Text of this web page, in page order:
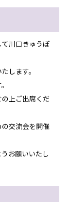
川口きゅうぽ
します。
上ご出席くだ
交流会を開催
お願いいたし